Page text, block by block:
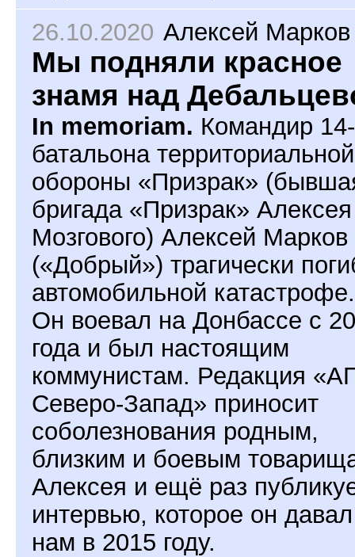
26.10.2020 Алексей Марков
Мы подняли красное
знамя над
In memoriam. Командир
батальона территориальной
обороны «Призрак»
бригада «Призрак» Алексея
Мозгового) Алексей Марков
(«Добрый») трагически
автомобильной катастрофе.
Он воевал на Донбассе с
года и был настоящим
коммунистам. Редакция
Северо-Запад» приносит
соболезнования родным,
близким и боевым
Алексея и ещё раз
интервью, которое он давал
нам в 2015 году.